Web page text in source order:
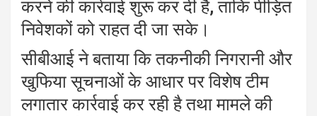
करने की कार्रवाई शुरू कर दी है, ताकि पीड़ित
निवेशकों को राहत दी जा सके।
सीबीआई ने बताया कि तकनीकी निगरानी और
खुफिया सूचनाओं के आधार पर विशेष टीम
लगातार कार्रवाई कर रही है तथा मामले की